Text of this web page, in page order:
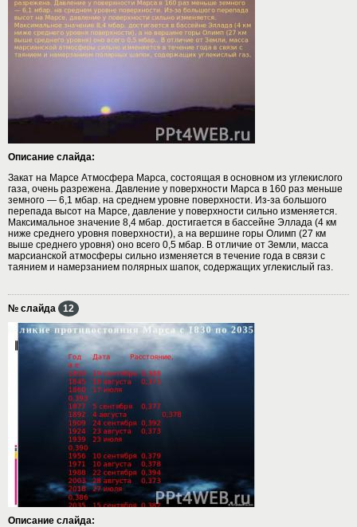
Описание слайда:
Закат на Марсе Атмосфера Марса, состоящая в основном из углекислого
газа, очень разрежена. Давление у поверхности Марса в 160 раз меньше
земного — 6,1 мбар. на среднем уровне поверхности. Из-за большого
перепада высот на Марсе, давление у поверхности сильно изменяется.
Максимальное значение 8,4 мбар. достигается в бассейне Эллада (4 км
ниже среднего уровня поверхности), а на вершине горы Олимп (27 км
выше среднего уровня) оно всего 0,5 мбар. В отличие от Земли, масса
марсианской атмосферы сильно изменяется в течение года в связи с
таянием и намерзанием полярных шапок, содержащих углекислый газ.
№ слайда 12
Описание слайда: